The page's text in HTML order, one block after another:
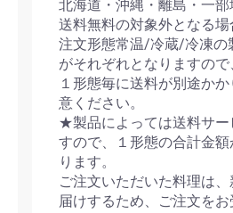
北海道・沖縄・離島・一部
送料無料の対象外となる
注文形態常温/冷蔵/冷凍の
がそれぞれとなりますので
１形態毎に送料が別途か
意ください。
★製品によっては送料サー
すので、１形態の合計金
ります。
ご注文いただいた料理は
届けするため、ご注文を